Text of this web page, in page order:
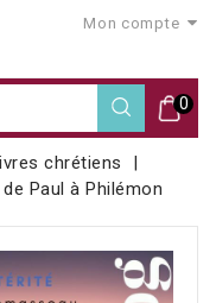
Mon compte
0
chrétiens
de Paul à Philémon